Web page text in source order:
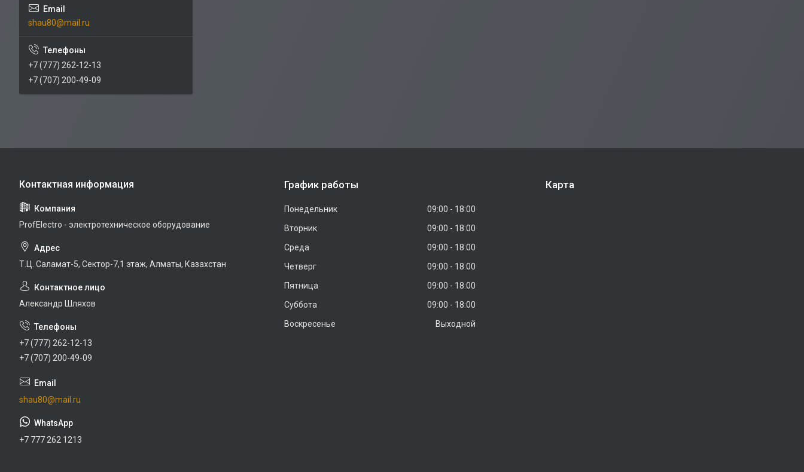
shau80@mail.ru
+7 (777) 262-12-13
+7 (707) 200-49-09
ProfElectro - электротехническое оборудование
Т.Ц. Саламат-5, Cектор-7,1 этаж, Алматы, Казахстан
Александр Шляхов
+7 (777) 262-12-13
+7 (707) 200-49-09
shau80@mail.ru
+7 777 262 1213
График работы
Понедельник 09:00
18:00
Вторник
09:00
18:00
Среда
09:00
18:00
Четверг
09:00
18:00
Пятница
09:00
18:00
Суббота
09:00
18:00
Воскресенье
Выходной
Карта